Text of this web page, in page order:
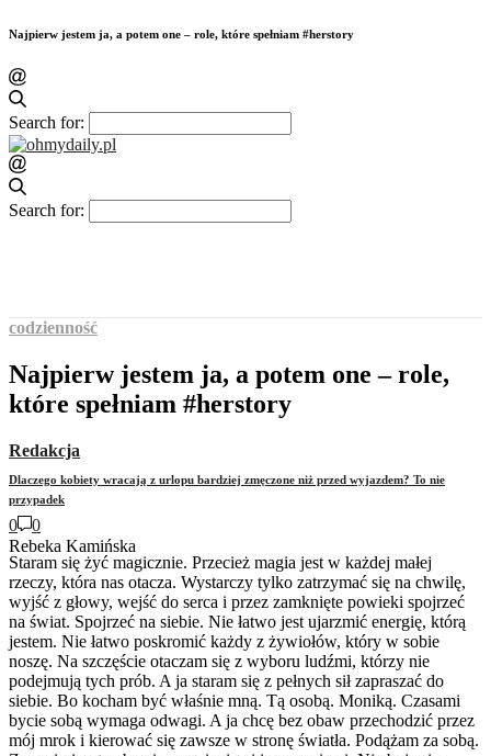
Najpierw jestem ja, a potem one – role, które spełniam #herstory
Search for:
Search for:
Dlaczego kobiety wracają z urlopu bardziej zmęczone niż przed wyjazdem? To nie
przypadek
Rebeka Kamińska
codzienność
Najpierw jestem ja, a potem one – role,
które spełniam #herstory
Redakcja
0
0
Staram się żyć magicznie. Przecież magia jest w każdej małej
rzeczy, która nas otacza. Wystarczy tylko zatrzymać się na chwilę,
wyjść z głowy, wejść do serca i przez zamknięte powieki spojrzeć
na świat. Spojrzeć na siebie. Nie łatwo jest ujarzmić energię, którą
jestem. Nie łatwo poskromić każdy z żywiołów, który w sobie
noszę. Na szczęście otaczam się z wyboru ludźmi, którzy nie
podejmują tych prób. A ja staram się z pełnych sił zapraszać do
siebie. Bo kocham być właśnie mną. Tą osobą. Moniką. Czasami
bycie sobą wymaga odwagi. A ja chcę bez obaw przechodzić przez
mój mrok i kierować się zawsze w stronę światła. Podążam za sobą.